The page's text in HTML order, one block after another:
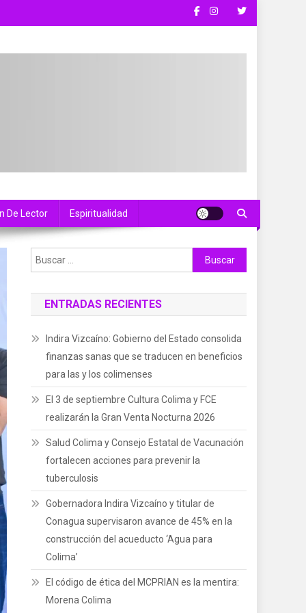
De Lector Espiritualidad
Buscar:
ENTRADAS RECIENTES
Indira Vizcaíno: Gobierno del Estado consolida
finanzas sanas que se traducen en beneficios
para las y los colimenses
El 3 de septiembre Cultura Colima y FCE
realizarán la Gran Venta Nocturna 2026
Salud Colima y Consejo Estatal de Vacunación
fortalecen acciones para prevenir la
tuberculosis
Gobernadora Indira Vizcaíno y titular de
Conagua supervisaron avance de 45% en la
construcción del acueducto ‘Agua para
Colima’
El código de ética del MCPRIAN es la mentira:
Morena Colima